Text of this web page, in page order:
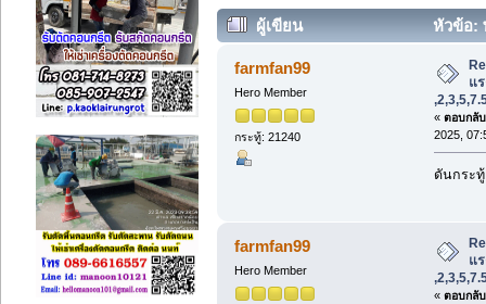
ผู้เขียน
หัวข้อ:
,2,3,5,7.5,10 15 20 hp พัดลมหอยโข่
farmfan99
Hero Member
กระทู้: 21240
แ
« ตอบกลั
2025,
ดันกระ
farmfan99
Hero Member
แ
« ตอบกลั